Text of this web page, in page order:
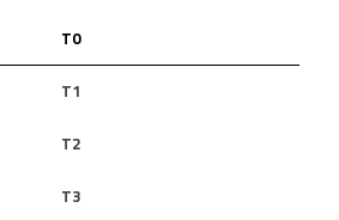
T0
T1
T2
T3